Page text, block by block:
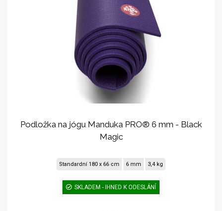
Podložka na jógu Manduka PRO® 6 mm - Black
Magic
Standardní 180 x 66 cm 6 mm 3,4 kg
SKLADEM - IHNED K ODESLÁNÍ